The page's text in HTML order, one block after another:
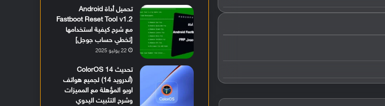
تحميل أداة Android
Fastboot Reset Tool v1.2
مع شرح كيفية استخدامها
[تخطي حساب جوجل]
22 يوليو 2025
تحديث ColorOS 14
(أندرويد 14) لجميع هواتف
اوبو المؤهلة مع المميزات
وشرح التثبيت اليدوي